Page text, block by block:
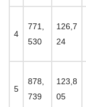
4
771,
530
126,7
24
5
878,
739
123,8
05